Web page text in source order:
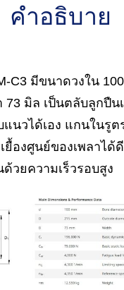
คำอธิบาย
C3 มีขนาดวงใน
73 มิล เป็นตลับลูกปืน
นวได้เอง แกนในรูต
ยื้องศูนย์ของเพลาได้
วยความเร็วรอบสูง